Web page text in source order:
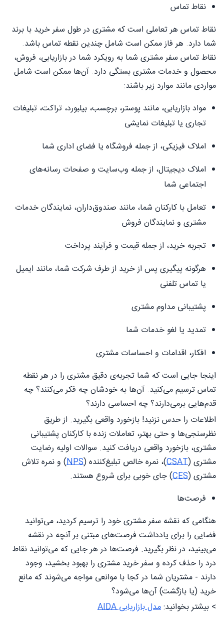
نقاط تماس
نقاط تماس هر تعاملی است که مشتری در طول سفر خرید با برند
شما دارد. هر فاز ممکن است شامل چندین نقطه تماس باشد.
نقاط تماس سفر مشتری شما به رویکرد شما در بازاریابی، فروش،
محصول و خدمات مشتری بستگی دارد. آن‌ها ممکن است شامل
مواردی مانند موارد زیر باشند:
مواد بازاریابی، مانند پوستر، برچسب، بیلبورد، تراکت، تبلیغات
تجاری یا تبلیغات نمایشی
املاک فیزیکی، از جمله فروشگاه یا فضای اداری شما
املاک دیجیتال، از جمله وب‌سایت و صفحات رسانه‌های
اجتماعی شما
تعامل با کارکنان شما، مانند صندوق‌داران، نمایندگان خدمات
مشتری و نمایندگان فروش
تجربه خرید، از جمله قیمت و فرآیند پرداخت
هرگونه پیگیری پس از خرید از طرف شرکت شما، مانند ایمیل
یا تماس تلفنی
پشتیبانی مداوم مشتری
تمدید یا لغو خدمات شما
افکار، اقدامات و احساسات مشتری
اینجا جایی است که شما تجربه‌ی دقیق مشتری را در هر نقطه
تماس ترسیم می‌کنید. آن‌ها به خودشان چه فکر می‌کنند؟ چه
قدم‌هایی برمی‌دارند؟ چه احساسی دارند؟
اطلاعات را حدس نزنید! بازخورد واقعی بگیرید. از طریق
نظرسنجی‌ها و حتی بهتر، تعاملات زنده با کارکنان پشتیبانی
مشتری، بازخورد واقعی دریافت کنید. سوالات اولیه رضایت
مشتری (CSAT)، نمره خالص تبلیغ‌کننده (NPS) و نمره تلاش
مشتری (CES) جای خوبی برای شروع هستند.
فرصت‌ها
هنگامی که نقشه سفر مشتری خود را ترسیم کردید، می‌توانید
فضایی را برای یادداشت فرصت‌های مبتنی بر آنچه در نقشه
می‌بینید، در نظر بگیرید. فرصت‌ها در هر جایی که می‌توانید نقاط
درد را حذف کرده و سفر خرید مشتری را بهبود بخشید، وجود
دارند - مشتریان شما در کجا با موانعی مواجه می‌شوند که مانع
خرید (یا بازگشت) آن‌ها می‌شود؟
> بیشتر بخوانید:مدل بازاریابی AIDA